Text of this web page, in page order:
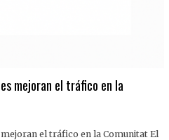
mejoran el tráfico en la
el tráfico en la Comunitat El